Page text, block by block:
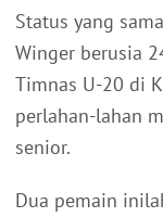
Status yang
Winger berusia
Timnas U-20 di
perlahan-lahan
senior.
Dua pemain